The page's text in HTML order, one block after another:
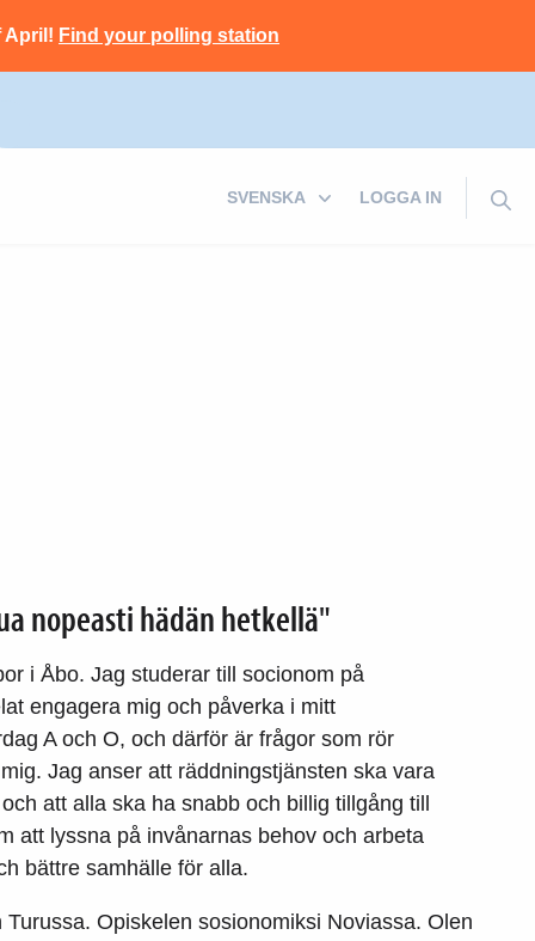
April! Find your polling station
LOGGA IN
nopeasti hädän hetkellä"
i Åbo. Jag studerar till socionom på
engagera mig och påverka i mitt
A och O, och därför är frågor som rör
Jag anser att räddningstjänsten ska vara
att alla ska ha snabb och billig tillgång till
att lyssna på invånarnas behov och arbeta
bättre samhälle för alla.
Opiskelen sosionomiksi Noviassa. Olen